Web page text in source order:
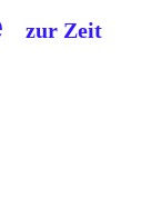
zur Zeit